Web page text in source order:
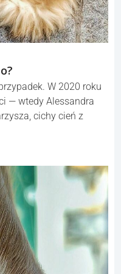
W 2020 roku
— wtedy Alessandra
cichy cień z